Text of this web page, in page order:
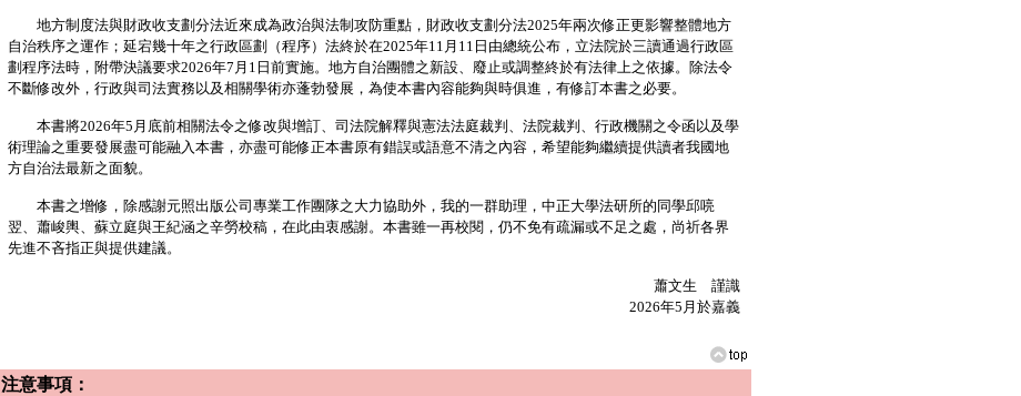
地方制度法與財政收支劃分法近來成為政治與法制攻防重點，財政收支劃分法2025年兩次修正更影響整體地方
自治秩序之運作；延宕幾十年之行政區劃（程序）法終於在2025年11月11日由總統公布，立法院於三讀通過行政區
劃程序法時，附帶決議要求2026年7月1日前實施。地方自治團體之新設、廢止或調整終於有法律上之依據。除法令
不斷修改外，行政與司法實務以及相關學術亦蓬勃發展，為使本書內容能夠與時俱進，有修訂本書之必要。
本書將2026年5月底前相關法令之修改與增訂、司法院解釋與憲法法庭裁判、法院裁判、行政機關之令函以及學
術理論之重要發展盡可能融入本書，亦盡可能修正本書原有錯誤或語意不清之內容，希望能夠繼續提供讀者我國地
方自治法最新之面貌。
本書之增修，除感謝元照出版公司專業工作團隊之大力協助外，我的一群助理，中正大學法研所的同學邱喨
翌、蕭峻輿、蘇立庭與王紀涵之辛勞校稿，在此由衷感謝。本書雖一再校閱，仍不免有疏漏或不足之處，尚祈各界
先進不吝指正與提供建議。
蕭文生 謹識
2026年5月於嘉義
注意事項：